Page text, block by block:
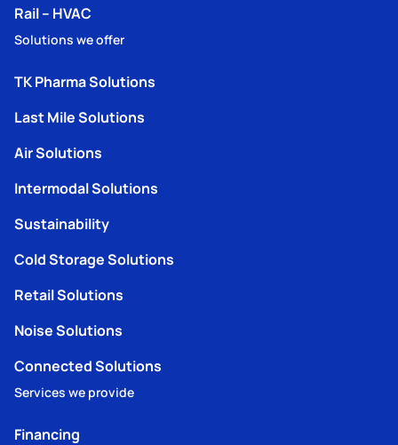
Rail – HVAC
Solutions we offer
TK Pharma Solutions
Last Mile Solutions
Air Solutions
Intermodal Solutions
Sustainability
Cold Storage Solutions
Retail Solutions
Noise Solutions
Connected Solutions
Services we provide
Financing